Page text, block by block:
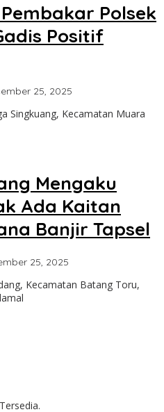
Polsek
Positif
25, 2025
Singkuang, Kecamatan Muara
Mengaku
Ada Kaitan
Banjir Tapsel
25, 2025
Kecamatan Batang Toru,